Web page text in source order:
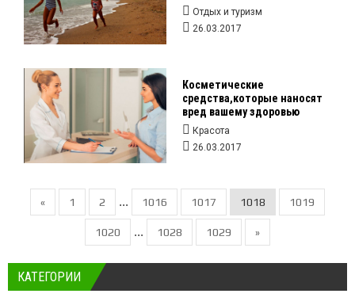
Отдых и туризм
26.03.2017
Косметические
средства,которые наносят
вред вашему здоровью
Красота
26.03.2017
« 1 2 ... 1016 1017 1018 1019
1020 ... 1028 1029 »
КАТЕГОРИИ